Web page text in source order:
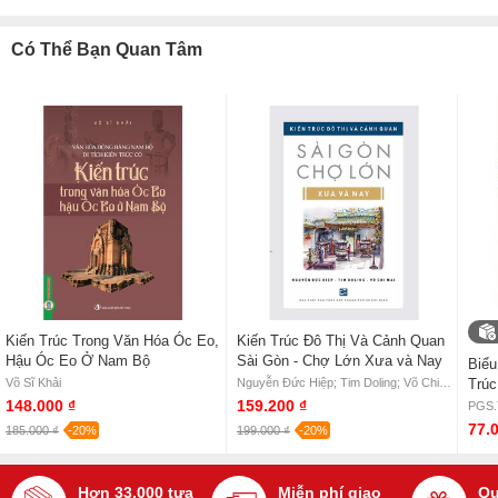
Có Thể Bạn Quan Tâm
Kiến Trúc Trong Văn Hóa Óc Eo,
Hậu Óc Eo Ở Nam Bộ
Võ Sĩ Khải
148.000 ₫
185.000 ₫ -20%
Kiến Trúc Đô Thị Và Cảnh Quan
Sài Gòn - Chợ Lớn Xưa và Nay
159.200 ₫
199.000 ₫ -20%
Hơn 33.000 tựa Miễn phí giao